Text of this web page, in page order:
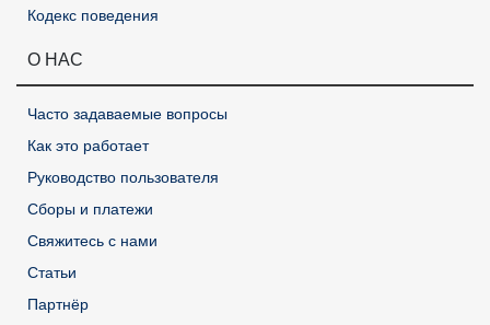
Кодекс поведения
О НАС
Часто задаваемые вопросы
Как это работает
Руководство пользователя
Сборы и платежи
Свяжитесь с нами
Статьи
Партнёр